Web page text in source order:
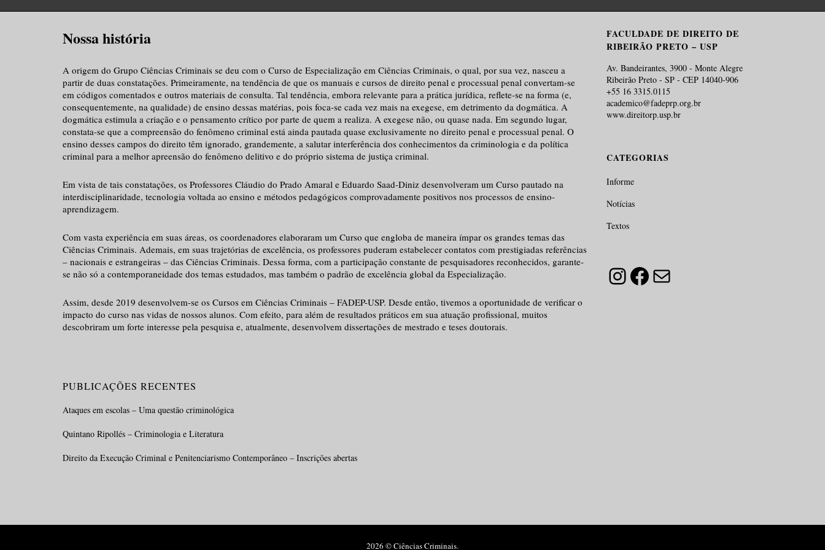
Nossa história
A origem do Grupo Ciências Criminais se deu com o Curso de Especialização em Ciências Criminais, o qual, por sua vez, nasceu a
partir de duas constatações. Primeiramente, na tendência de que os manuais e cursos de direito penal e processual penal convertam-se
em códigos comentados e outros materiais de consulta. Tal tendência, embora relevante para a prática jurídica, reflete-se na forma (e,
consequentemente, na qualidade) de ensino dessas matérias, pois foca-se cada vez mais na exegese, em detrimento da dogmática. A
dogmática estimula a criação e o pensamento crítico por parte de quem a realiza. A exegese não, ou quase nada. Em segundo lugar,
constata-se que a compreensão do fenômeno criminal está ainda pautada quase exclusivamente no direito penal e processual penal. O
ensino desses campos do direito têm ignorado, grandemente, a salutar interferência dos conhecimentos da criminologia e da política
criminal para a melhor apreensão do fenômeno delitivo e do próprio sistema de justiça criminal.
Em vista de tais constatações, os Professores Cláudio do Prado Amaral e Eduardo Saad-Diniz desenvolveram um Curso pautado na
interdisciplinaridade, tecnologia voltada ao ensino e métodos pedagógicos comprovadamente positivos nos processos de ensino-
aprendizagem.
Com vasta experiência em suas áreas, os coordenadores elaboraram um Curso que engloba de maneira ímpar os grandes temas das
Ciências Criminais. Ademais, em suas trajetórias de excelência, os professores puderam estabelecer contatos com prestigiadas referências
– nacionais e estrangeiras – das Ciências Criminais. Dessa forma, com a participação constante de pesquisadores reconhecidos, garante-
se não só a contemporaneidade dos temas estudados, mas também o padrão de excelência global da Especialização.
Assim, desde 2019 desenvolvem-se os Cursos em Ciências Criminais – FADEP-USP. Desde então, tivemos a oportunidade de verificar o
impacto do curso nas vidas de nossos alunos. Com efeito, para além de resultados práticos em sua atuação profissional, muitos
descobriram um forte interesse pela pesquisa e, atualmente, desenvolvem dissertações de mestrado e teses doutorais.
FACULDADE DE DIREITO DE
RIBEIRÃO PRETO – USP
Av. Bandeirantes, 3900 - Monte Alegre
Ribeirão Preto - SP - CEP 14040-906
+55 16 3315.0115
academico@fadeprp.org.br
www.direitorp.usp.br
CATEGORIAS
Informe
Notícias
Textos
Instagram
Facebook
E-mail
PUBLICAÇÕES RECENTES
Ataques em escolas – Uma questão criminológica
Quintano Ripollés – Criminologia e Literatura
Direito da Execução Criminal e Penitenciarismo Contemporâneo – Inscrições abertas
2026 © Ciências Criminais.